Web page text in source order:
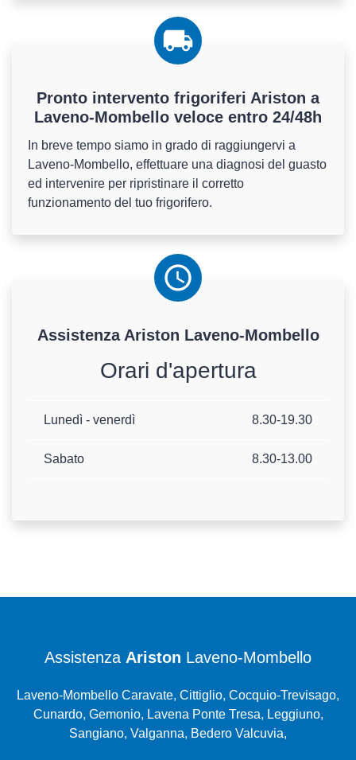
Pronto intervento frigoriferi Ariston a
Laveno-Mombello veloce entro 24/48h
In breve tempo siamo in grado di raggiungervi a
Laveno-Mombello, effettuare una diagnosi del guasto
ed intervenire per ripristinare il corretto
funzionamento del tuo frigorifero.
Assistenza Ariston Laveno-Mombello
Orari d'apertura
Lunedì - venerdì 8.30-19.30
Sabato 8.30-13.00
Assistenza Ariston Laveno-Mombello
Laveno-Mombello Caravate, Cittiglio, Cocquio-Trevisago,
Cunardo, Gemonio, Lavena Ponte Tresa, Leggiuno,
Sangiano, Valganna, Bedero Valcuvia,